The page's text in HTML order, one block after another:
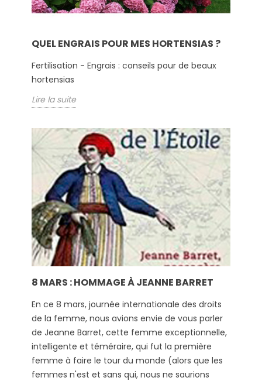
QUEL ENGRAIS POUR MES HORTENSIAS ?
Fertilisation - Engrais : conseils pour de beaux
hortensias
Lire la suite
8 MARS : HOMMAGE À JEANNE BARRET
En ce 8 mars, journée internationale des droits
de la femme, nous avions envie de vous parler
de Jeanne Barret, cette femme exceptionnelle,
intelligente et téméraire, qui fut la première
femme à faire le tour du monde (alors que les
femmes n'est et sans qui, nous ne saurions